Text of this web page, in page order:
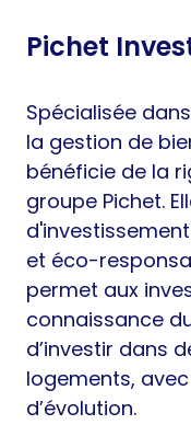
Pichet
Spécialisée
la gestion de
bénéficie de la
groupe Pichet.
et éco-
permet aux
connaissance
d’investir dans
logements,
d’évolution.